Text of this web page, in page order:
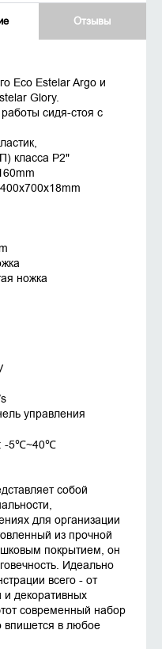
Отзывы
Eco Estelar Argo и
Glory.
сидя-стоя с
класса P2"
ножка
управления
-5℃~40℃
собой
для организации
из прочной
покрытием, он
Идеально
всего - от
и декоративных
современный набор
впишется в любое